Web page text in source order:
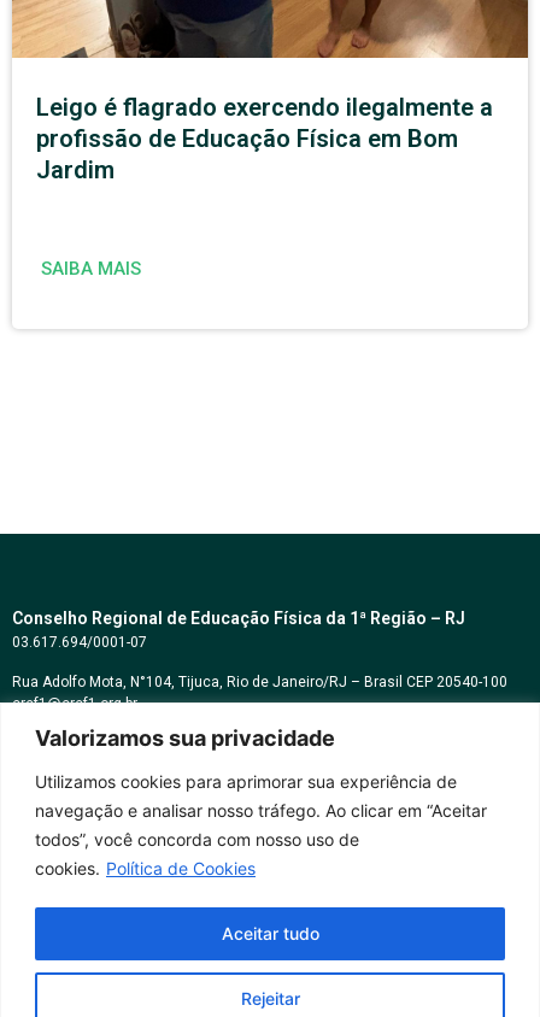
Valorizamos sua privacidade
Utilizamos cookies para aprimorar sua experiência de
navegação e analisar nosso tráfego. Ao clicar em “Aceitar
todos”, você concorda com nosso uso de
cookies. Política de Cookies
Rejeitar
Aceitar tudo
Leigo é flagrado exercendo ilegalmente a
profissão de Educação Física em Bom
Jardim
SAIBA MAIS
Conselho Regional de Educação Física da 1ª Região – RJ
03.617.694/0001-07
Rua Adolfo Mota, N°104, Tijuca, Rio de Janeiro/RJ – Brasil CEP 20540-100
cref1@cref1.org.br
Assessoria de comunicação:
Horários de atendimento:
Whatsapp: (21) 2569-2398